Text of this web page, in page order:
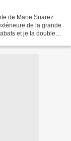
de Marie Suarez
de la grande
et je la doublerai